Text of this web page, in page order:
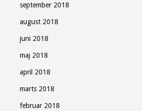
september 2018
august 2018
juni 2018
maj 2018
april 2018
marts 2018
februar 2018